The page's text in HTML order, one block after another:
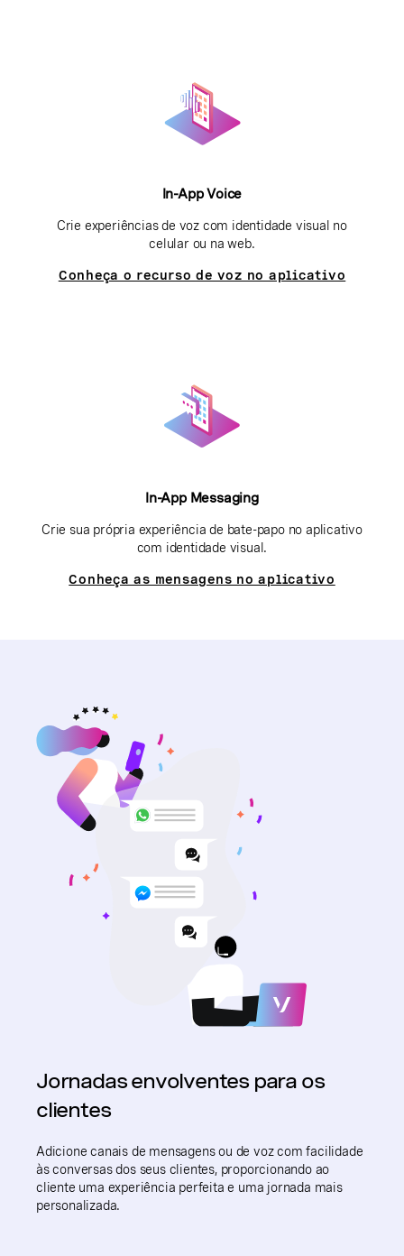
In-App Voice
Crie experiências de voz com identidade visual no
celular ou na web.
Conheça o recurso de voz no aplicativo
In-App Messaging
Crie sua própria experiência de bate-papo no aplicativo
com identidade visual.
Conheça as mensagens no aplicativo
Jornadas envolventes para os
clientes
Adicione canais de mensagens ou de voz com facilidade
às conversas dos seus clientes, proporcionando ao
cliente uma experiência perfeita e uma jornada mais
personalizada.